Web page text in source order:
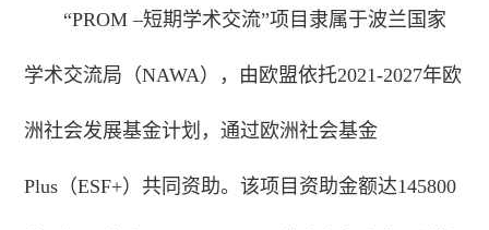
“PROM –短期学术交流”项目 隶属于波兰国家
学术交流局（NAWA），由欧盟依托2021-2027年欧
洲社会发展基金计划，通过欧洲社会基金
Plus（ESF+）共同资助。该项目资助金额达145800